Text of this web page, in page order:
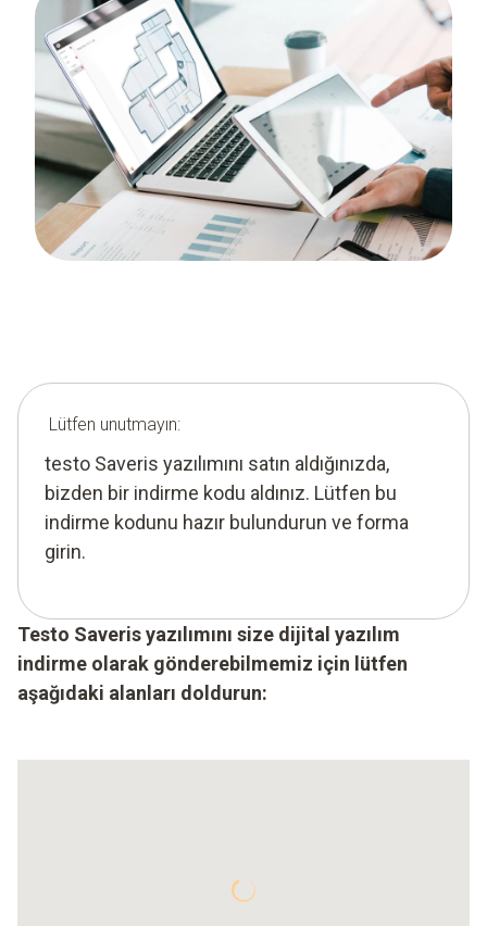
Lütfen unutmayın:
testo Saveris yazılımını satın aldığınızda,
bizden bir indirme kodu aldınız. Lütfen bu
indirme kodunu hazır bulundurun ve forma
girin.
Testo Saveris yazılımını size dijital yazılım
indirme olarak gönderebilmemiz için lütfen
aşağıdaki alanları doldurun: